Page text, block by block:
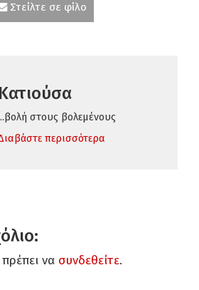
Στείλτε σε φίλο
Κατιούσα
στους βολεμένους
περισσότερα
να συνδεθείτε.